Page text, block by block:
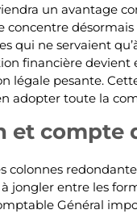
un avantage
concentre
qui ne servaient
financière
légale pesante.
adopter toute la
et compte
colonnes
à jongler entre les
Général